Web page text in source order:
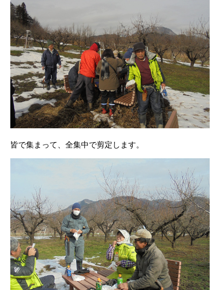
皆で集まって、全集中で剪定します。